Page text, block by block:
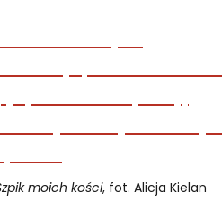
moich kości, fot. Alicja Kielan